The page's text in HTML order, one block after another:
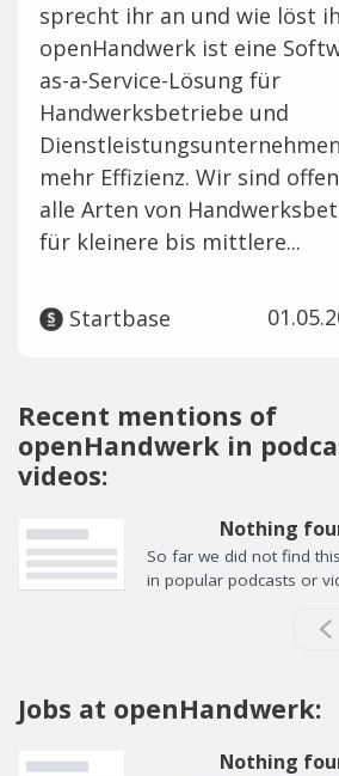
sprecht ihr an und wie löst
openHandwerk ist eine
as-a-Service-Lösung für
Handwerksbetriebe und
mehr Effizienz. Wir sind
alle Arten von
für kleinere bis mittlere...
Startbase
Recent mentions of
openHandwerk in
videos:
Nothing
So far we did not find
in popular podcasts or
Jobs at openHandwerk:
Nothing